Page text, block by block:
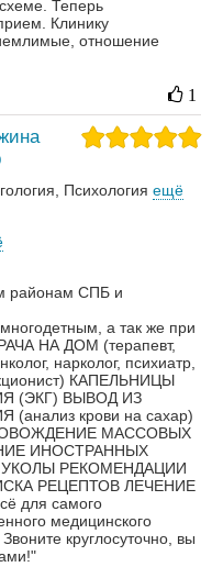
Теперь
Клинику
отношение
1
Психология ещё
районам СПБ и
а так же при
НА ДОМ (терапевт,
нарколог, психиатр,
КАПЕЛЬНИЦЫ
(ЭКГ) ВЫВОД ИЗ
крови на сахар)
МАССОВЫХ
ИНОСТРАННЫХ
УКОЛЫ РЕКОМЕНДАЦИИ
РЕЦЕПТОВ ЛЕЧЕНИЕ
для самого
медицинского
круглосуточно, вы